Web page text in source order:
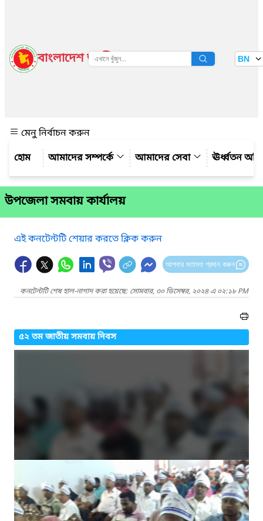
বাংলাদেশ জাতীয় তথ্য বাতায়ন BN
মেনু নির্বাচন করুন
আমাদের সম্পর্কে
আমাদের সেবা ঊর্ধ্বতন
উপজেলা সমবায় কার্যালয়
এই কনটেন্টটি শেয়ার করতে ক্লিক করুন
আপনার মতামত প্রদান করুন
কনটেন্টটি শেষ হাল-নাগাদ করা হয়েছে: সোমবার, ৩০ ডিসেম্বর, ২০২৪ এ ০২:১৮ PM
৫২ তম জাতীয় সমবায় দিবস